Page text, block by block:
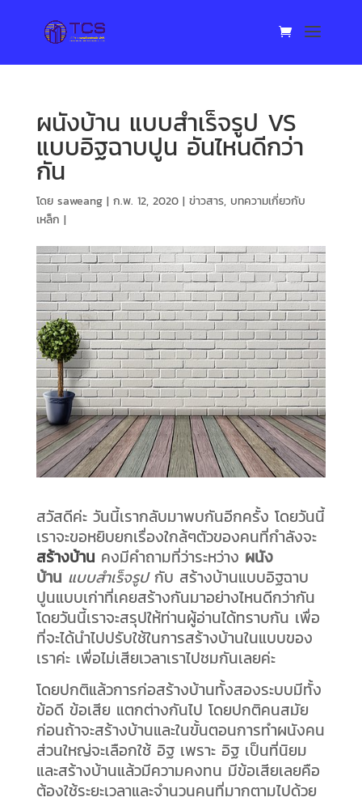
ผนังบ้าน แบบสำเร็จรูป VS
แบบอิฐฉาบปูน อันไหนดีกว่า
กัน
โดย saweang| ก.พ. 12, 2020| ข่าวสาร, บทความเกี่ยวกับ
เหล็ก |
สวัสดีค่ะ วันนี้เรากลับมาพบกันอีกครั้ง โดยวันนี้
เราจะขอหยิบยกเรื่องใกล้ๆตัวของคนที่กำลังจะ
สร้างบ้าน คงมีคำถามที่ว่าระหว่าง ผนัง
บ้าน แบบสำเร็จรูปกับ สร้างบ้านแบบอิฐฉาบ
ปูนแบบเก่าที่เคยสร้างกันมาอย่างไหนดีกว่ากัน
โดยวันนี้เราจะสรุปให้ท่านผู้อ่านได้ทราบกัน เพื่อ
ที่จะได้นำไปปรับใช้ในการสร้างบ้านในแบบของ
เราค่ะ เพื่อไม่เสียเวลาเราไปชมกันเลยค่ะ
โดยปกติแล้วการก่อสร้างบ้านทั้งสองระบบมีทั้ง
ข้อดี ข้อเสีย แตกต่างกันไป โดยปกติคนสมัย
ก่อนถ้าจะสร้างบ้านและในขั้นตอนการทำผนังคน
ส่วนใหญ่จะเลือกใช้ อิฐ เพราะ อิฐ เป็นที่นิยม
และสร้างบ้านแล้วมีความคงทน มีข้อเสียเลยคือ
ต้องใช้ระยะเวลาและจำนวนคนที่มากตามไปด้วย